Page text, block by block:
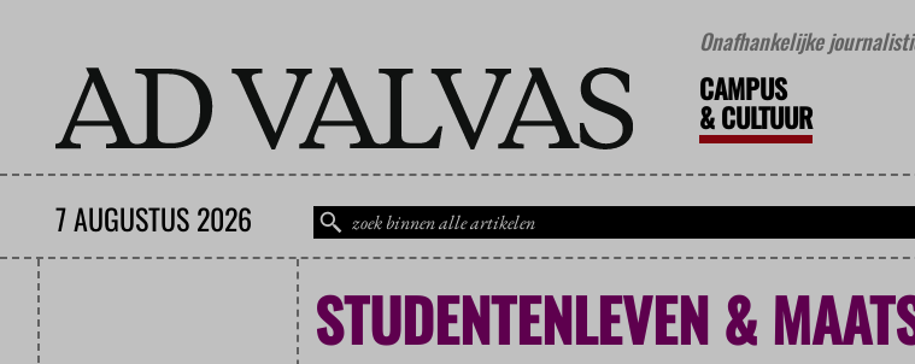
Onafhankelijke
CAMPUS
&CULTUUR
7 AUGUSTUS 2026
STUDENTENLEVEN &